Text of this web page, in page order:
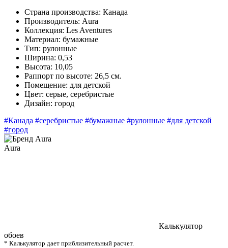
Страна производства: Канада
Производитель: Aura
Коллекция: Les Aventures
Материал: бумажные
Тип: рулонные
Ширина: 0,53
Высота: 10,05
Раппорт по высоте: 26,5 см.
Помещение: для детской
Цвет: серые, серебристые
Дизайн: город
#Канада #серебристые #бумажные #рулонные #для детской
#город
Aura
Калькулятор
обоев
* Калькулятор дает приблизительный расчет.